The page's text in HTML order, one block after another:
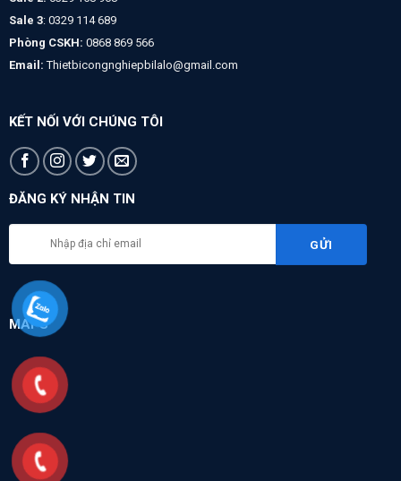
Sale 3: 0329 114 689
Phòng CSKH: 0868 869 566
Email: Thietbicongnghiepbilalo@gmail.com
KẾT NỐI VỚI CHÚNG TÔI
ĐĂNG KÝ NHẬN TIN
MAPS